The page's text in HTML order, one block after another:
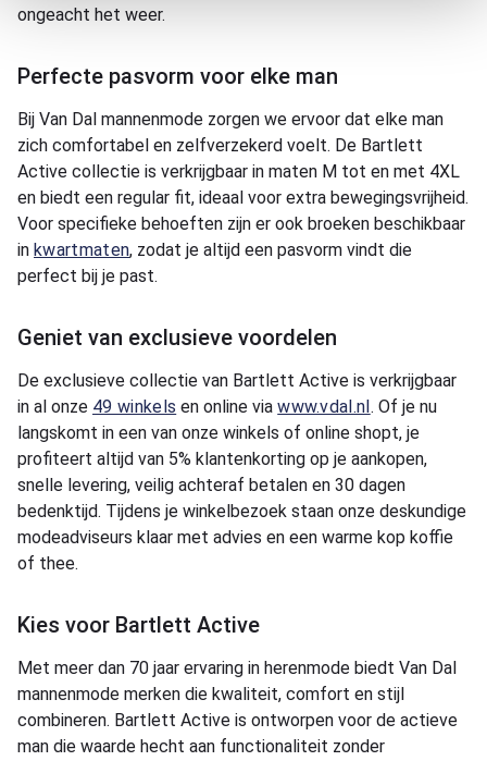
ongeacht het weer.
Perfecte pasvorm voor elke man
Bij Van Dal mannenmode zorgen we ervoor dat elke man
zich comfortabel en zelfverzekerd voelt. De Bartlett
Active collectie is verkrijgbaar in maten M tot en met 4XL
en biedt een regular fit, ideaal voor extra bewegingsvrijheid.
Voor specifieke behoeften zijn er ook broeken beschikbaar
in kwartmaten, zodat je altijd een pasvorm vindt die
perfect bij je past.
Geniet van exclusieve voordelen
De exclusieve collectie van Bartlett Active is verkrijgbaar
in al onze 49 winkels en online viawww.vdal.nl. Of je nu
langskomt in een van onze winkels of online shopt, je
profiteert altijd van 5% klantenkorting op je aankopen,
snelle levering, veilig achteraf betalen en 30 dagen
bedenktijd. Tijdens je winkelbezoek staan onze deskundige
modeadviseurs klaar met advies en een warme kop koffie
of thee.
Kies voor Bartlett Active
Met meer dan 70 jaar ervaring in herenmode biedt Van Dal
mannenmode merken die kwaliteit, comfort en stijl
combineren. Bartlett Active is ontworpen voor de actieve
man die waarde hecht aan functionaliteit zonder